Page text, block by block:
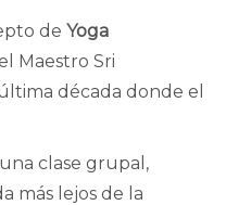
de Yoga
Maestro Sri
década donde el
clase grupal,
más lejos de la